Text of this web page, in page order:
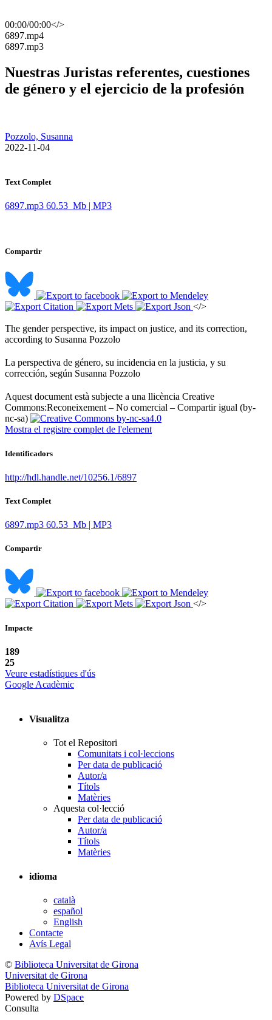
00:00/00:00</>
​6897.mp4
​6897.mp3
Nuestras Juristas referentes, cuestiones
de género y el ejercicio de la profesión
Pozzolo, Susanna
​ 2022-11-04
Text Complet
6897.mp3 60.53 Mb | MP3
Compartir
</>
The gender perspective, its impact on justice, and its correction,
according to Susanna Pozzolo ​
La perspectiva de género, su incidencia en la justicia, y su
corrección, según Susanna Pozzolo ​
Aquest document està subjecte a una llicència Creative
Commons:Reconeixement – No comercial – Compartir igual (by-
nc-sa)
Mostra el registre complet de l'element
Identificadors
http://hdl.handle.net/10256.1/6897
Text Complet
6897.mp3 60.53 Mb | MP3
Compartir
</>
Impacte
189
25
Veure estadístiques d'ús
Google Acadèmic
Visualitza
Tot el Repositori
Comunitats i col·leccions
Per data de publicació
Autor/a
Títols
Matèries
Aquesta col·lecció
Per data de publicació
Autor/a
Títols
Matèries
idioma
català
español
English
Contacte
Avís Legal
© Biblioteca Universitat de Girona
Universitat de Girona
Biblioteca Universitat de Girona
Powered by DSpace
Consulta